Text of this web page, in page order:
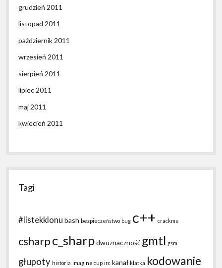
grudzień 2011
listopad 2011
październik 2011
wrzesień 2011
sierpień 2011
lipiec 2011
maj 2011
kwiecień 2011
Tagi
#listekklonu bash bezpieczeństwo bug c++ crackme
csharpc_sharpdwuznaczność gmtl gsm
głupoty historia imagine cup irc kanał klatka kodowanie